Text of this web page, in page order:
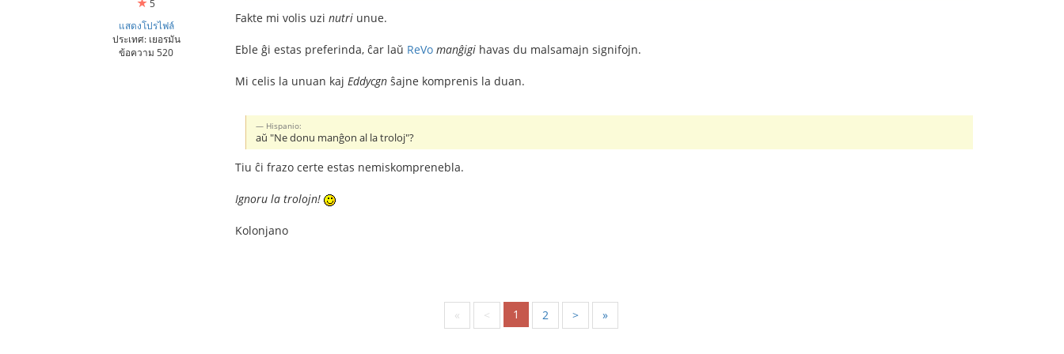
5
แสดงโปรไฟล์
ประเทศ: เยอรมัน
ข้อความ 520
Fakte mi volis uzi nutri unue.
Eble ĝi estas preferinda, ĉar laŭ ReVo manĝigi havas du malsamajn signifojn.
Mi celis la unuan kaj Eddycgn ŝajne komprenis la duan.
Hispanio:
aŭ "Ne donu manĝon al la troloj"?
Tiu ĉi frazo certe estas nemiskomprenebla.
Ignoru la trolojn!
Kolonjano
« < 1 2 > »